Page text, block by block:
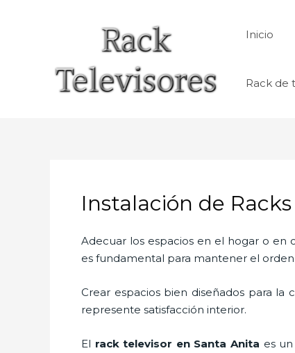
Inicio
Rack de
Instalación de
Adecuar los espacios en el hogar o en
es fundamental para mantener el
Crear espacios bien diseñados para
represente satisfacción interior.
El rack televisor en Santa Anita es